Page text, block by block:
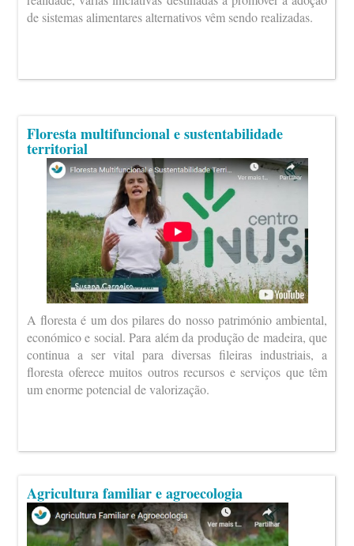
de sistemas alimentares alternativos vêm sendo realizadas.
Floresta multifuncional e sustentabilidade
territorial
A floresta é um dos pilares do nosso património ambiental,
económico e social. Para além da produção de madeira, que
continua a ser vital para diversas fileiras industriais, a
floresta oferece muitos outros recursos e serviços que têm
um enorme potencial de valorização.
Agricultura familiar e agroecologia